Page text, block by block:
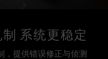
制 系统更稳定
，提供错误修正与侦测